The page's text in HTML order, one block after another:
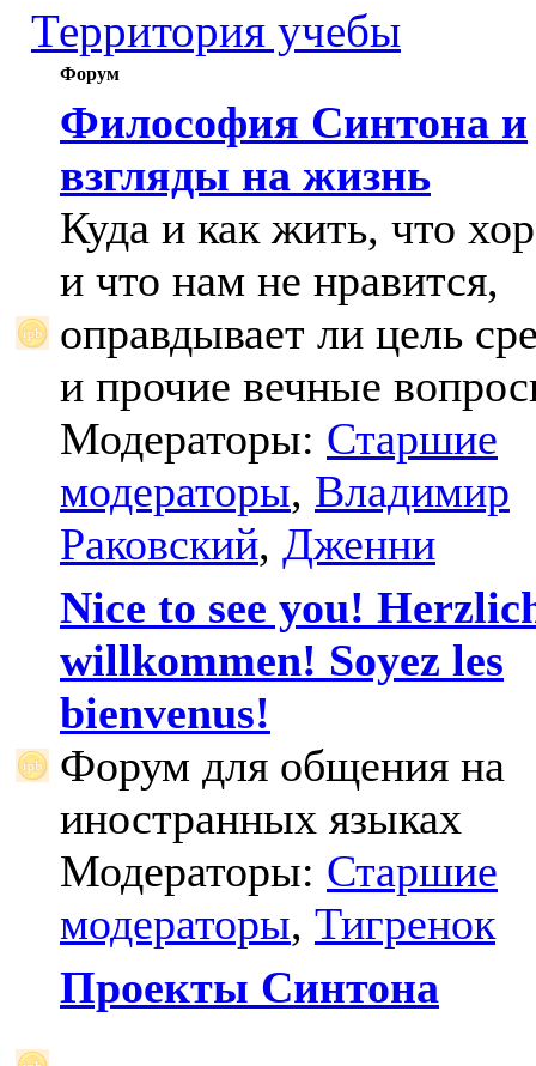
Территория учебы
Форум
Философия Синтона и
взгляды на жизнь
Куда и как жить, что
и что нам не нравится,
оправдывает ли цель
и прочие вечные
Модераторы: Старшие
модераторы, Владимир
Раковский, Дженни
Nice to see you!
willkommen! Soyez les
bienvenus!
Форум для общения на
иностранных языках
Модераторы: Старшие
модераторы, Тигренок
Проекты Синтона